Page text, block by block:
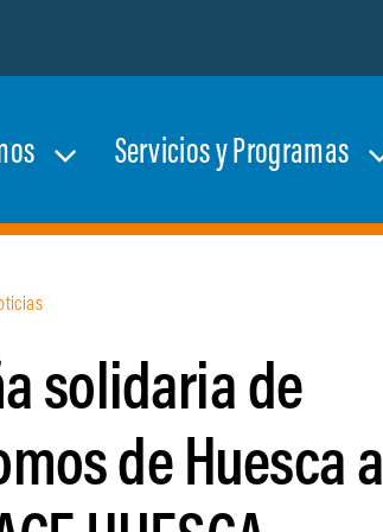
Servicios y Programas
solidaria de
de Huesca a